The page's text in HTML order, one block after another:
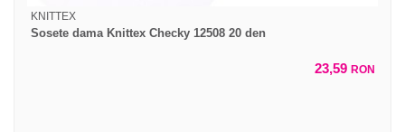
KNITTEX
Sosete dama Knittex Checky 12508 20 den
23,59 RON